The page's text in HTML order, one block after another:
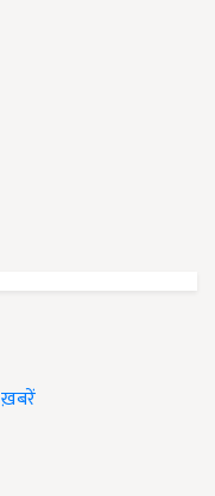
ख़बरें